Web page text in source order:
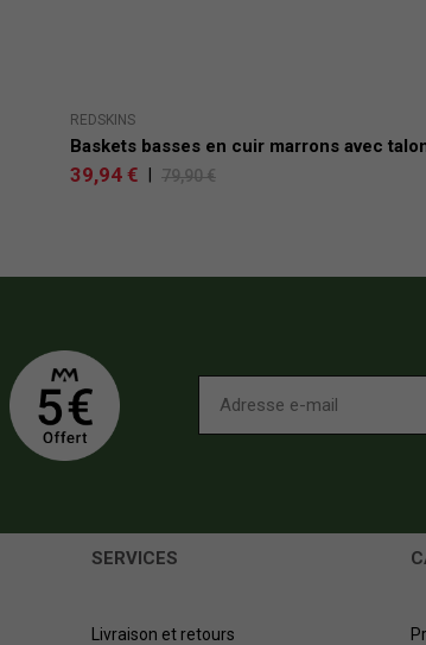
REDSKINS
Baskets basses en cuir marrons avec
39,94 € 79,90 €
SERVICES
Livraison et retours